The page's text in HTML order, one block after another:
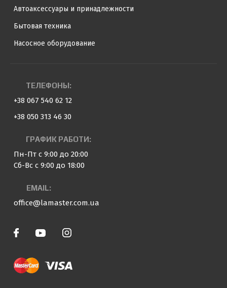
Автоаксессуары и принадлежности
Бытовая техника
Насосное оборудование
ТЕЛЕФОНЫ:
+38 067 540 62 12
+38 050 313 46 30
ГРАФИК РАБОТИ:
Пн-Пт с 9:00 до 20:00
Сб-Вс с 9:00 до 18:00
EMAIL:
office@lamaster.com.ua